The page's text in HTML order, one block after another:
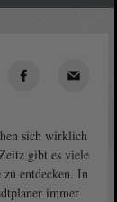
sich wirklich
gibt es viele
zu entdecken. In
immer